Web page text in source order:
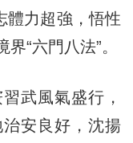
體力超強，悟性
“六門八法”。
武風氣盛行，
安良好，沈揚